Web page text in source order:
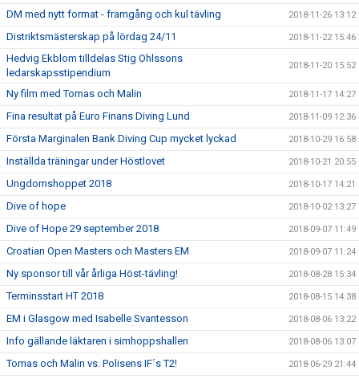
DM med nytt format - framgång och kul tävling 2018-11-26 13:12
Distriktsmästerskap på lördag 24/11 2018-11-22 15:46
Hedvig Ekblom tilldelas Stig Ohlssons
ledarskapsstipendium
2018-11-20 15:52
Ny film med Tomas och Malin 2018-11-17 14:27
Fina resultat på Euro Finans Diving Lund 2018-11-09 12:36
Första Marginalen Bank Diving Cup mycket lyckad 2018-10-29 16:58
Inställda träningar under Höstlovet 2018-10-21 20:55
Ungdomshoppet 2018 2018-10-17 14:21
Dive of hope 2018-10-02 13:27
Dive of Hope 29 september 2018 2018-09-07 11:49
Croatian Open Masters och Masters EM 2018-09-07 11:24
Ny sponsor till vår årliga Höst-tävling! 2018-08-28 15:34
Terminsstart HT 2018 2018-08-15 14:38
EM i Glasgow med Isabelle Svantesson 2018-08-06 13:22
Info gällande läktaren i simhoppshallen 2018-08-06 13:07
Tomas och Malin vs. Polisens IF´s T2! 2018-06-29 21:44